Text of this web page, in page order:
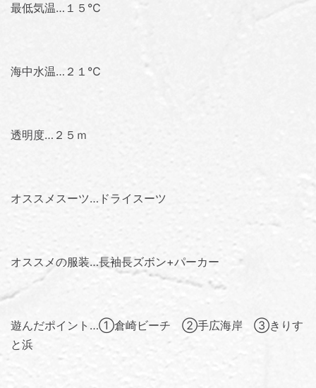
最低気温…１５℃
海中水温…２１℃
透明度…２５ｍ
オススメスーツ…ドライスーツ
オススメの服装…長袖長ズボン+パーカー
遊んだポイント…①倉崎ビーチ ②手広海岸 ③きりす
と浜